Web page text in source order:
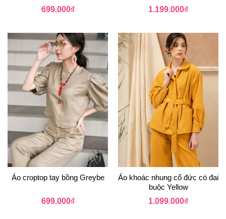
699.000₫
1.199.000₫
Áo croptop tay bồng Greybe
699.000₫
Áo khoác nhung cổ đức có đai
buộc Yellow
1.099.000₫